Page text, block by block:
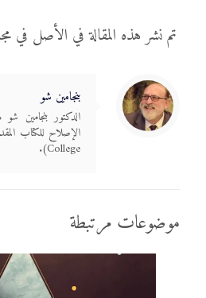
تم نشر هذه المقالة في الأصل في
بنجامين شو
الدكتور بنجامين
College).
موضوعات مرتبطة